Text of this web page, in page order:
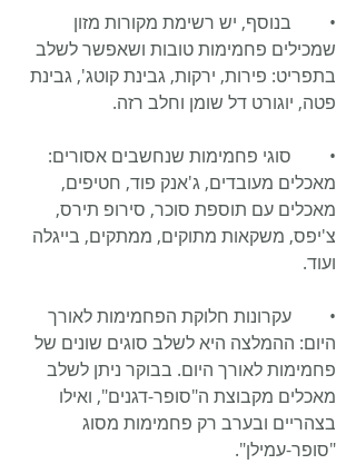
•	בנוסף, יש רשימת מקורות מזון
שמכילים פחמימות טובות ושאפשר לשלב
בתפריט: פירות, ירקות, גבינת קוטג', גבינת
פטה, יוגורט דל שומן וחלב רזה.
•	סוגי פחמימות שנחשבים אסורים:
מאכלים מעובדים, ג'אנק פוד, חטיפים,
מאכלים עם תוספת סוכר, סירופ תירס,
צ'יפס, משקאות מתוקים, ממתקים, בייגלה
ועוד.
•	עקרונות חלוקת הפחמימות לאורך
היום: ההמלצה היא לשלב סוגים שונים של
פחמימות לאורך היום. בבוקר ניתן לשלב
מאכלים מקבוצת ה"סופר-דגנים", ואילו
בצהריים ובערב רק פחמימות מסוג
"סופר-עמילן".